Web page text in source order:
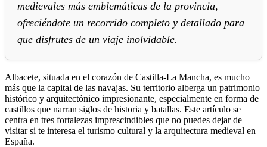
medievales más emblemáticas de la provincia,
ofreciéndote un recorrido completo y detallado para
que disfrutes de un viaje inolvidable.
Albacete, situada en el corazón de Castilla-La Mancha, es mucho
más que la capital de las navajas. Su territorio alberga un patrimonio
histórico y arquitectónico impresionante, especialmente en forma de
castillos que narran siglos de historia y batallas. Este artículo se
centra en tres fortalezas imprescindibles que no puedes dejar de
visitar si te interesa el turismo cultural y la arquitectura medieval en
España.